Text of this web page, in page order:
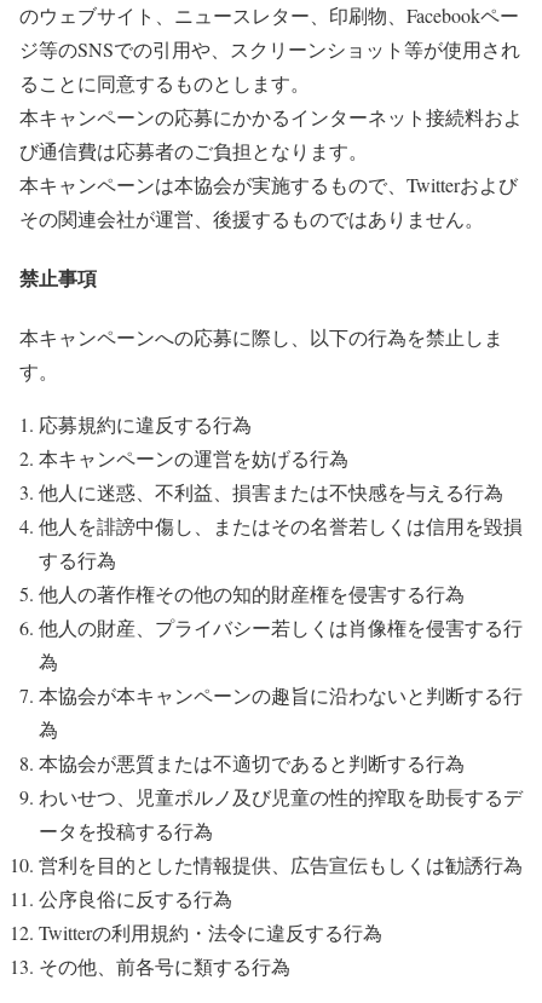
のウェブサイト、ニュースレター、印刷物、Facebookペー
ジ等のSNSでの引用や、スクリーンショット等が使用され
ることに同意するものとします。
本キャンペーンの応募にかかるインターネット接続料およ
び通信費は応募者のご負担となります。
本キャンペーンは本協会が実施するもので、Twitterおよび
その関連会社が運営、後援するものではありません。
禁止事項
本キャンペーンへの応募に際し、以下の行為を禁止しま
す。
応募規約に違反する行為
本キャンペーンの運営を妨げる行為
他人に迷惑、不利益、損害または不快感を与える行為
他人を誹謗中傷し、またはその名誉若しくは信用を毀損
する行為
他人の著作権その他の知的財産権を侵害する行為
他人の財産、プライバシー若しくは肖像権を侵害する行
為
本協会が本キャンペーンの趣旨に沿わないと判断する行
為
本協会が悪質または不適切であると判断する行為
わいせつ、児童ポルノ及び児童の性的搾取を助長するデ
ータを投稿する行為
営利を目的とした情報提供、広告宣伝もしくは勧誘行為
公序良俗に反する行為
Twitterの利用規約・法令に違反する行為
その他、前各号に類する行為